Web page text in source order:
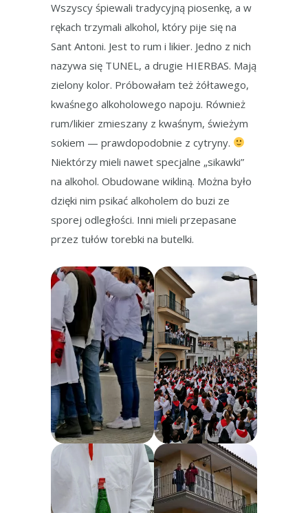
Wszyscy śpiewali tradycyjną piosenkę, a w
rękach trzymali alkohol, który pije się na
Sant Antoni. Jest to rum i likier. Jedno z nich
nazywa się TUNEL, a drugie HIERBAS. Mają
zielony kolor. Próbowałam też żółtawego,
kwaśnego alkoholowego napoju. Również
rum/likier zmieszany z kwaśnym, świeżym
sokiem — prawdopodobnie z cytryny.
Niektórzy mieli nawet specjalne „sikawki”
na alkohol. Obudowane wikliną. Można było
dzięki nim psikać alkoholem do buzi ze
sporej odległości. Inni mieli przepasane
przez tułów torebki na butelki.